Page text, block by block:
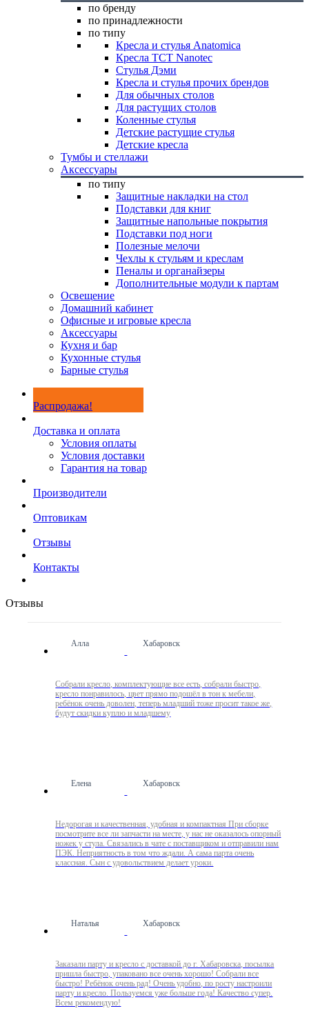
по бренду
по принадлежности
по типу
Кресла и стулья Anatomica
Кресла TCT Nanotec
Стулья Дэми
Кресла и стулья прочих брендов
Для обычных столов
Для растущих столов
Коленные стулья
Детские растущие стулья
Детские кресла
Тумбы и стеллажи
Аксессуары
по типу
Защитные накладки на стол
Подставки для книг
Защитные напольные покрытия
Подставки под ноги
Полезные мелочи
Чехлы к стульям и креслам
Пеналы и органайзеры
Дополнительные модули к партам
Освещение
Домашний кабинет
Офисные и игровые кресла
Аксессуары
Кухня и бар
Кухонные стулья
Барные стулья
Распродажа!
Доставка и оплата
Условия оплаты
Условия доставки
Гарантия на товар
Производители
Оптовикам
Отзывы
Контакты
Отзывы
Алла Хабаровск
Собрали кресло, комплектующие все есть, собрали быстро,
кресло понравилось, цвет прямо подошёл в тон к мебели,
ребёнок очень доволен, теперь младший тоже просит такое же,
будут скидки куплю и младшему
Елена Хабаровск
Недорогая и качественная, удобная и компактная При сборке
посмотрите все ли запчасти на месте, у нас не оказалось опорный
ножек у стула. Связались в чате с поставщиком и отправили нам
ПЭК. Неприятность в том что ждали. А сама парта очень
классная. Сын с удовольствием делает уроки.
Наталья Хабаровск
Заказали парту и кресло с доставкой до г. Хабаровска, посылка
пришла быстро, упаковано все очень хорошо! Собрали все
быстро! Ребёнок очень рад! Очень удобно, по росту настроили
парту и кресло. Пользуемся уже больше года! Качество супер.
Всем рекомендую!